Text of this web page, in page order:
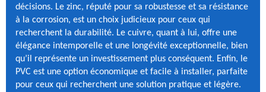
décisions. Le zinc, réputé pour sa robustesse et sa résistance
à la corrosion, est un choix judicieux pour ceux qui
recherchent la durabilité. Le cuivre, quant à lui, offre une
élégance intemporelle et une longévité exceptionnelle, bien
qu’il représente un investissement plus conséquent. Enfin, le
PVC est une option économique et facile à installer, parfaite
pour ceux qui recherchent une solution pratique et légère.